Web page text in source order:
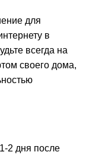
для
в
всегда на
своего дома,
2 дня после